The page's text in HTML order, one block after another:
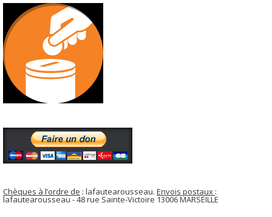
Chèques à l’ordre de : lafautearousseau. Envois postaux :
lafautearousseau - 48 rue Sainte-Victoire 13006 MARSEILLE